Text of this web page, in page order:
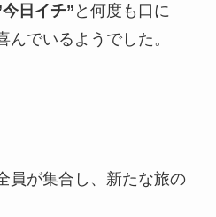
今日イチ” と何度も口に
んでいるようでした。
員が集合し、新たな旅の